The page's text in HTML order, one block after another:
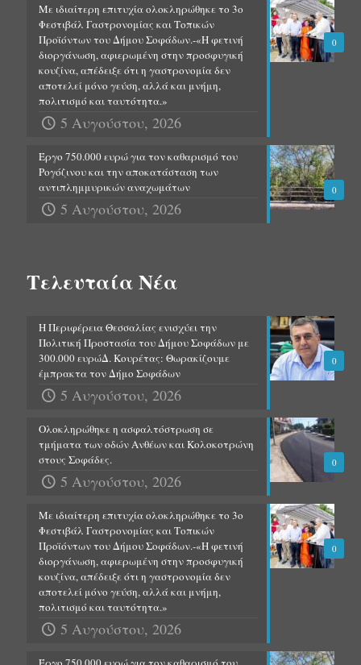
0
Με ιδιαίτερη επιτυχία ολοκληρώθηκε το 3ο
Φεστιβάλ Γαστρονομίας και Τοπικών
Προϊόντων του Δήμου Σοφάδων.-«Η φετινή
διοργάνωση, αφιερωμένη στην προσφυγική
κουζίνα, απέδειξε ότι η γαστρονομία δεν
αποτελεί μόνο γεύση, αλλά και μνήμη,
πολιτισμό και ταυτότητα.»
5 Αυγούστου, 2026
0
Έργο 750.000 ευρώ για τον καθαρισμό του
Ρογόζινου και την αποκατάσταση των
αντιπλημμυρικών αναχωμάτων
5 Αυγούστου, 2026
Τελευταία Νέα
0
Η Περιφέρεια Θεσσαλίας ενισχύει την
Πολιτική Προστασία του Δήμου Σοφάδων με
300.000 ευρώΔ. Κουρέτας: Θωρακίζουμε
έμπρακτα τον Δήμο Σοφάδων
5 Αυγούστου, 2026
0
Ολοκληρώθηκε η ασφαλτόστρωση σε
τμήματα των οδών Ανθέων και Κολοκοτρώνη
στους Σοφάδες.
5 Αυγούστου, 2026
0
Με ιδιαίτερη επιτυχία ολοκληρώθηκε το 3ο
Φεστιβάλ Γαστρονομίας και Τοπικών
Προϊόντων του Δήμου Σοφάδων.-«Η φετινή
διοργάνωση, αφιερωμένη στην προσφυγική
κουζίνα, απέδειξε ότι η γαστρονομία δεν
αποτελεί μόνο γεύση, αλλά και μνήμη,
πολιτισμό και ταυτότητα.»
5 Αυγούστου, 2026